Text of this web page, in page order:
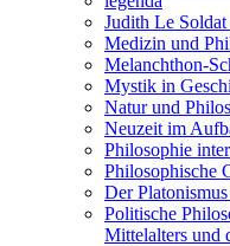
Judith Le Soldat
Medizin und
Melanchthon-
Mystik in
Natur und
Neuzeit im
Philosophie
Philosophische
Der
Politische
Mittelalters und